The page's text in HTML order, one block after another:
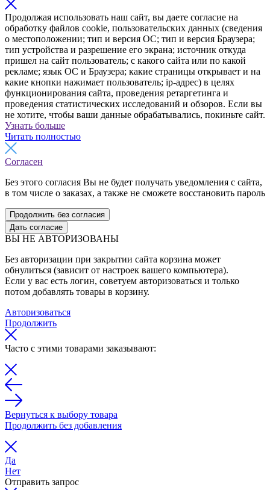
Продолжая использовать наш сайт, вы даете согласие на
обработку файлов cookie, пользовательских данных (сведения
о местоположении; тип и версия ОС; тип и версия Браузера;
тип устройства и разрешение его экрана; источник откуда
пришел на сайт пользователь; с какого сайта или по какой
рекламе; язык ОС и Браузера; какие страницы открывает и на
какие кнопки нажимает пользователь; ip-адрес) в целях
функционирования сайта, проведения ретаргетинга и
проведения статистических исследований и обзоров. Если вы
не хотите, чтобы ваши данные обрабатывались, покиньте сайт.
Узнать больше
Читать полностью
Согласен
Без этого согласия Вы не будет получать уведомления с сайта,
в том числе о заказах, а также не сможете восстановить пароль
Продолжить без согласия
Дать согласие
ВЫ НЕ АВТОРИЗОВАНЫ
Без авторизации при закрытии сайта корзина может
обнулиться (зависит от настроек вашего компьютера).
Если у вас есть логин, советуем авторизоваться и только
потом добавлять товары в корзину.
Авторизоваться
Продолжить
Часто с этими товарами заказывают:
Вернуться к выбору товара
Продолжить без добавления
Да
Нет
Отправить запрос